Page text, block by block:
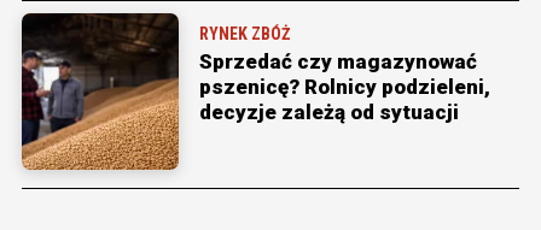
RYNEK ZBÓŻ
Sprzedać czy magazynować
pszenicę? Rolnicy podzieleni,
decyzje zależą od sytuacji